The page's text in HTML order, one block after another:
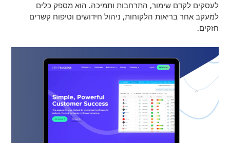
לעסקים לקדם שימור, התרחבות ותמיכה. הוא מספק כלים
למעקב אחר בריאות הלקוחות, ניהול חידושים וטיפוח קשרים
חזקים.